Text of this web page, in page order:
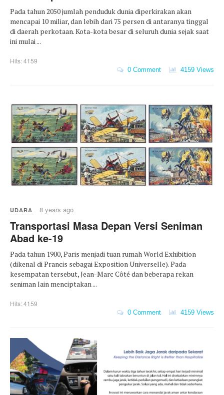
Pada tahun 2050 jumlah penduduk dunia diperkirakan akan
mencapai 10 miliar, dan lebih dari 75 persen di antaranya tinggal
di daerah perkotaan. Kota-kota besar di seluruh dunia sejak saat
ini mulai ...
Hits: 4159
0 Comment 4159 Views
UDARA 8 years ago
Transportasi Masa Depan Versi Seniman
Abad ke-19
Pada tahun 1900, Paris menjadi tuan rumah World Exhibition
(dikenal di Prancis sebagai Exposition Universelle). Pada
kesempatan tersebut, Jean-Marc Côté dan beberapa rekan
seniman lain menciptakan ...
Hits: 4159
0 Comment 4159 Views